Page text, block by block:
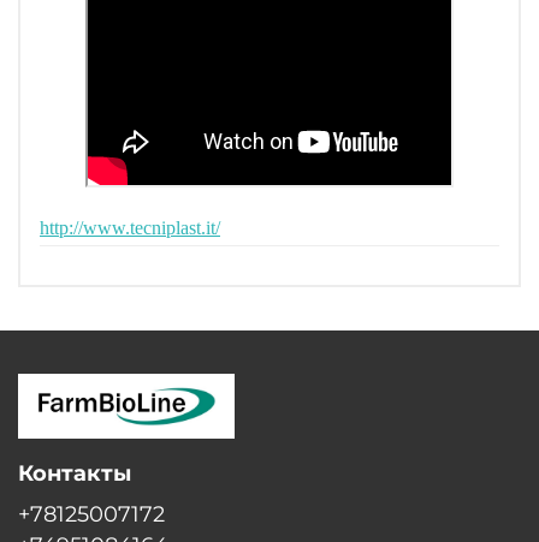
http://www.tecniplast.it/
Контакты
+78125007172